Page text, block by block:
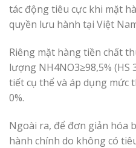
tác động tiêu cực khi mặt
quyền lưu hành tại Việt
Riêng mặt hàng tiền chất
lượng NH4NO3≥98,5% (HS
tiết cụ thể và áp dụng mức
0%.
Ngoài ra, để đơn giản hóa
hành chính do không có